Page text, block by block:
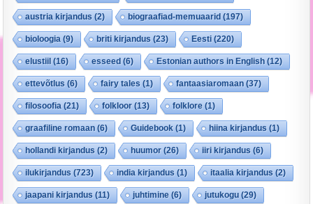
austria kirjandus (2) biograafiad-memuaarid (197)
bioloogia (9) briti kirjandus (23) Eesti (220)
elustiil (16) esseed (6) Estonian authors in English (12)
ettevõtlus (6) fairy tales (1) fantaasiaromaan (37)
filosoofia (21) folkloor(13) folklore (1)
graafiline romaan (6) Guidebook (1) hiina kirjandus (1)
hollandi kirjandus (2) huumor(26) iiri kirjandus (6)
ilukirjandus (723) india kirjandus (1) itaalia kirjandus (2)
jaapani kirjandus (11) juhtimine (6) jutukogu (29)